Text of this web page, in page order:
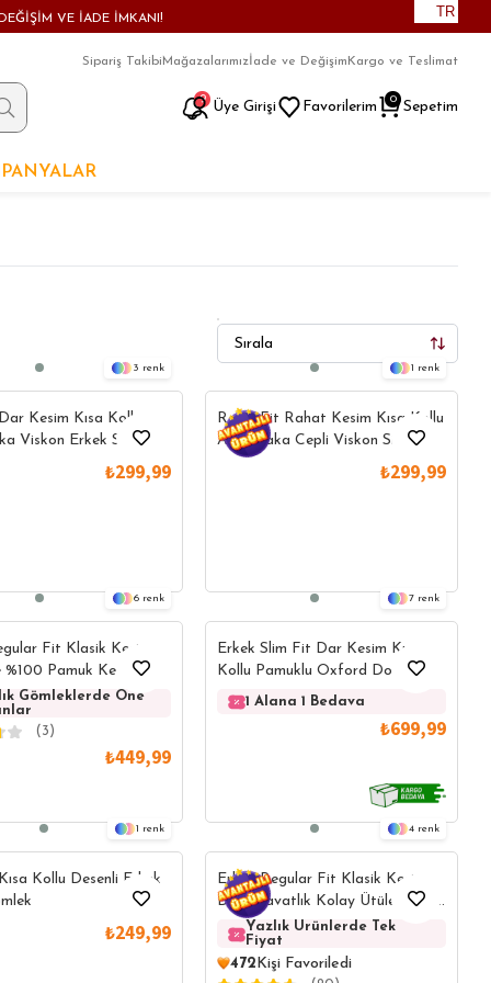
VE İADE İMKANI! TR
9
Sipariş TakibiMağazalarımız İade ve Değişim Kargo ve Teslimat
Üye Girişi Favorilerim Sepetim
0
Öne
Yazlık Gömleklerde Öne
Çıkanlar
Yazlık Gömleklerde
Çıkanlar
3
Kesim Kısa Kollu
Viskon Erkek Spor
₺299,99
1
Relax Fit Rahat Kesim Kısa Kollu
Apaş Yaka Cepli Viskon Siyah
Gömlek
₺299,99
6
Fit Klasik Kesim
%100 Pamuk Keten
Yeşil Gömlek
Gömleklerde Öne
Yazlık Gömleklerde Öne
Çıkanlar
(3)
₺449,99
7
Erkek Slim Fit Dar Kesim Kısa
Kollu Pamuklu Oxford Doku
Kolay Ütülenebilir Gri Düğmeli
Yaka Gömlek
1 Alana 1 Bedava
₺699,99
1
Kollu Desenli Erkek
₺249,99
4
Erkek Regular Fit Klasik Kesim
Düz Kravatlık Kolay Ütülenebilir
Mavi Gömlek
Yazlık Ürünlerde Tek
Fiyat
472 Kişi Favoriledi